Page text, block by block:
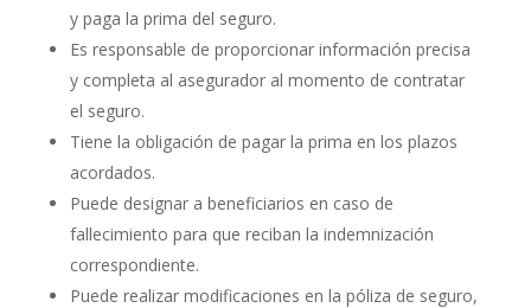
y paga la prima del seguro.
Es responsable de proporcionar información precisa
y completa al asegurador al momento de contratar
el seguro.
Tiene la obligación de pagar la prima en los plazos
acordados.
Puede designar a beneficiarios en caso de
fallecimiento para que reciban la indemnización
correspondiente.
Puede realizar modificaciones en la póliza de seguro,